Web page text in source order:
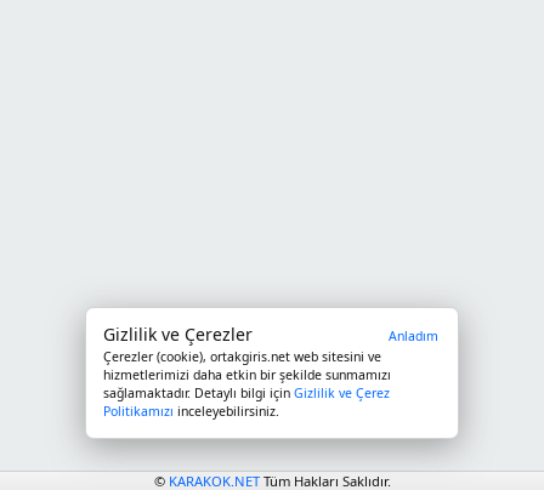
Gizlilik ve Çerezler
Çerezler (cookie), ortakgiris.net web sitesini ve
hizmetlerimizi daha etkin bir şekilde sunmamızı
sağlamaktadır. Detaylı bilgi için Gizlilik ve Çerez
Politikamızı inceleyebilirsiniz.
Anladım
© KARAKOK.NETTüm Hakları Saklıdır.